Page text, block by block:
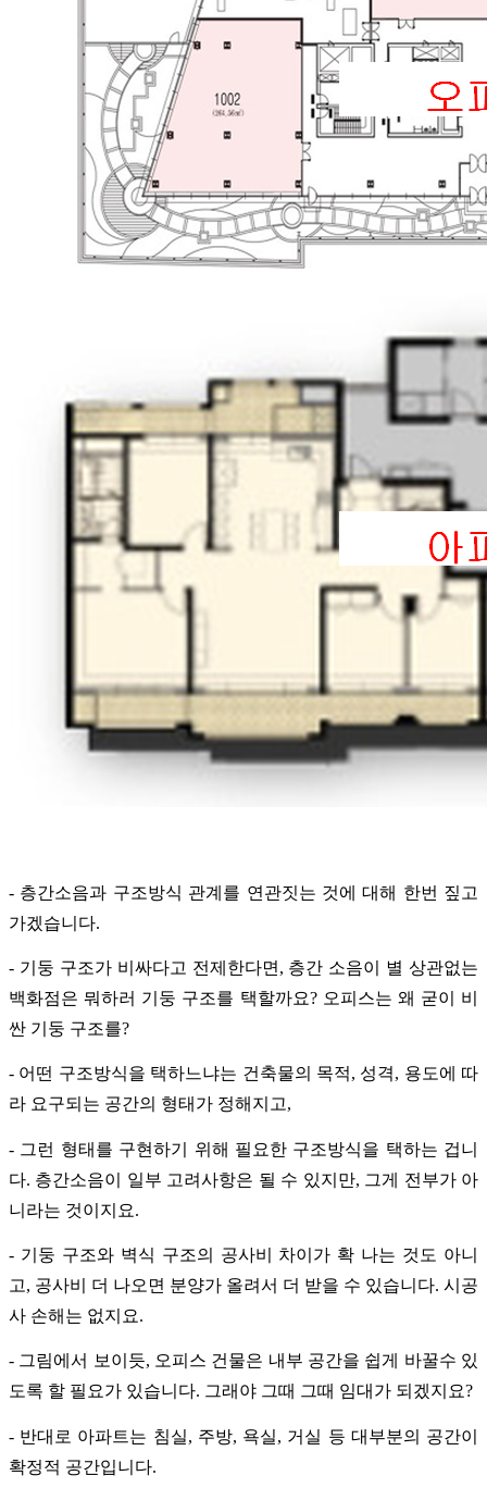
- 층간소음과 구조방식 관계를 연관짓는 것에 대해 한번 짚고
가겠습니다.
- 기둥 구조가 비싸다고 전제한다면, 층간 소음이 별 상관없는
백화점은 뭐하러 기둥 구조를 택할까요? 오피스는 왜 굳이 비
싼 기둥 구조를?
- 어떤 구조방식을 택하느냐는 건축물의 목적, 성격, 용도에 따
라 요구되는 공간의 형태가 정해지고,
- 그런 형태를 구현하기 위해 필요한 구조방식을 택하는 겁니
다. 층간소음이 일부 고려사항은 될 수 있지만, 그게 전부가 아
니라는 것이지요.
- 기둥 구조와 벽식 구조의 공사비 차이가 확 나는 것도 아니
고, 공사비 더 나오면 분양가 올려서 더 받을 수 있습니다. 시공
사 손해는 없지요.
- 그림에서 보이듯, 오피스 건물은 내부 공간을 쉽게 바꿀수 있
도록 할 필요가 있습니다. 그래야 그때 그때 임대가 되겠지요?
- 반대로 아파트는 침실, 주방, 욕실, 거실 등 대부분의 공간이
확정적 공간입니다.